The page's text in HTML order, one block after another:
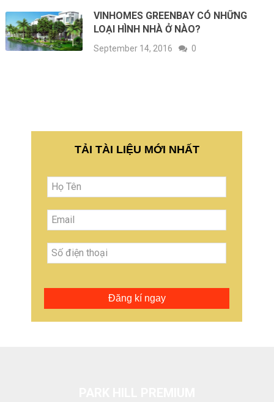
VINHOMES GREENBAY CÓ NHỮNG
LOẠI HÌNH NHÀ Ở NÀO?
September 14, 2016 0
TẢI TÀI LIỆU MỚI NHẤT
Đăng kí ngay